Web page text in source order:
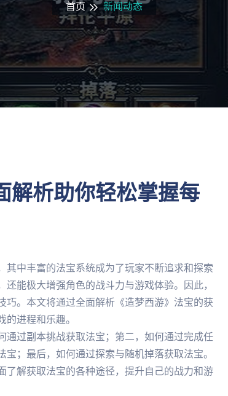
首页 新闻动态
解析助你轻松掌握每
其中丰富的法宝系统成为了玩家不断追求和探索
能极大增强角色的战斗力与游戏体验。因此，
。本文将通过全面解析《造梦西游》法宝的获
进程和乐趣。
通过副本挑战获取法宝；第二，如何通过完成任
；最后，如何通过探索与随机掉落获取法宝。
解获取法宝的各种途径，提升自己的战力和游